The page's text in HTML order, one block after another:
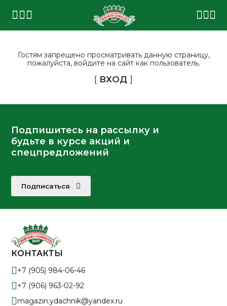
Гостям запрещено просматривать данную страницу,
пожалуйста, войдите на сайт как пользователь.
[ ВХОД ]
Подпишитесь на рассылку и
будьте в курсе акций и
спецпредложений
Подписаться
КОНТАКТЫ
+7 (905) 984-06-46
+7 (906) 963-02-92
magazin.ydachnik@yandex.ru